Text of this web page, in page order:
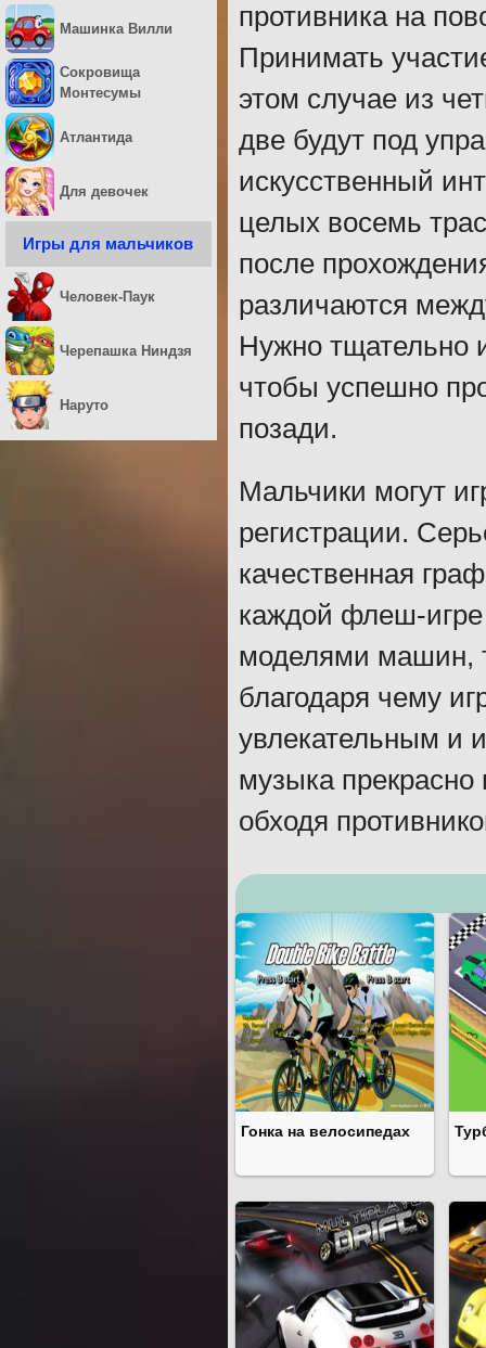
противника на
Принимать
этом случае из
две будут под
искусственный
целых восемь
после
различаются
Нужно тщательно
чтобы успешно
позади.
Мальчики могут
регистрации.
качественная
каждой флеш-игре
моделями машин,
благодаря чему
увлекательным и
музыка прекрасно
обходя
Гонка на велосипедах
Машинка Вилли
Сокровища
Монтесумы
Атлантида
Для девочек
Игры для мальчиков
Человек-Паук
Черепашка Ниндзя
Наруто